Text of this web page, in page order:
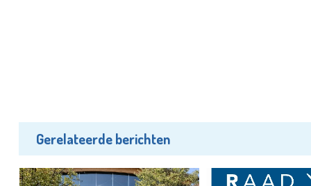
Gerelateerde berichten